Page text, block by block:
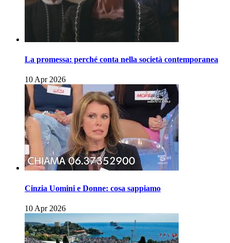
La promessa: perché conta nella società contemporanea
10 Apr 2026
Cinzia Uomini e Donne: cosa sappiamo
10 Apr 2026